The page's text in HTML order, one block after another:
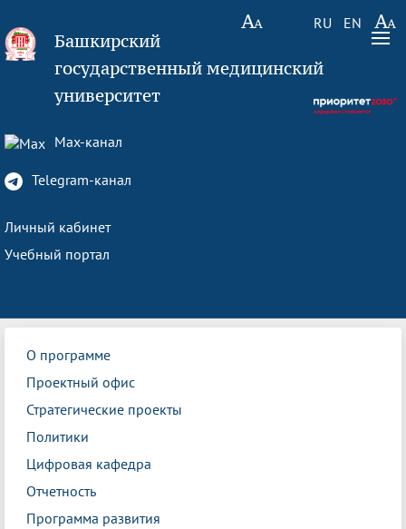
RU EN
Башкирский
государственный медицинский
университет
Max-канал
Telegram-канал
Личный кабинет
Учебный портал
О программе
Проектный офис
Стратегические проекты
Политики
Цифровая кафедра
Отчетность
Программа развития